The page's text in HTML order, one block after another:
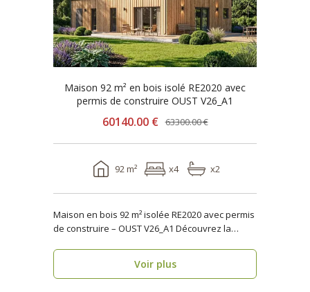
Maison 92 m² en bois isolé RE2020 avec
permis de construire OUST V26_A1
60140.00 € 63300.00 €
92 m² x4 x2
Maison en bois 92 m² isolée RE2020 avec permis
de construire – OUST V26_A1 Découvrez la
Voir plus